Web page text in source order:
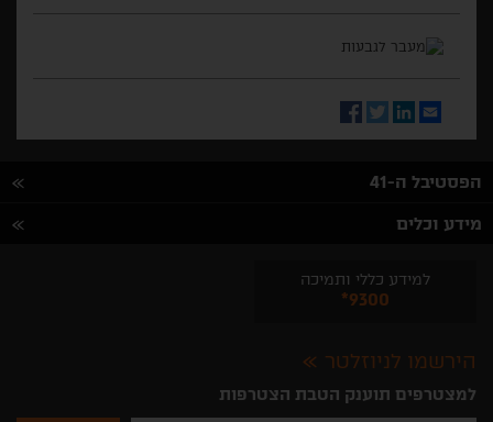
Email
LinkedIn
Twitter
Facebook
הפסטיבל ה-41
מידע וכלים
למידע כללי ותמיכה
*9300
הירשמו לניוזלטר
למצטרפים תוענק הטבת הצטרפות